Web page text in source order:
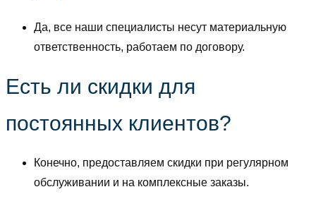
Да, все наши специалисты несут материальную
ответственность, работаем по договору.
Есть ли скидки для
постоянных клиентов?
Конечно, предоставляем скидки при регулярном
обслуживании и на комплексные заказы.